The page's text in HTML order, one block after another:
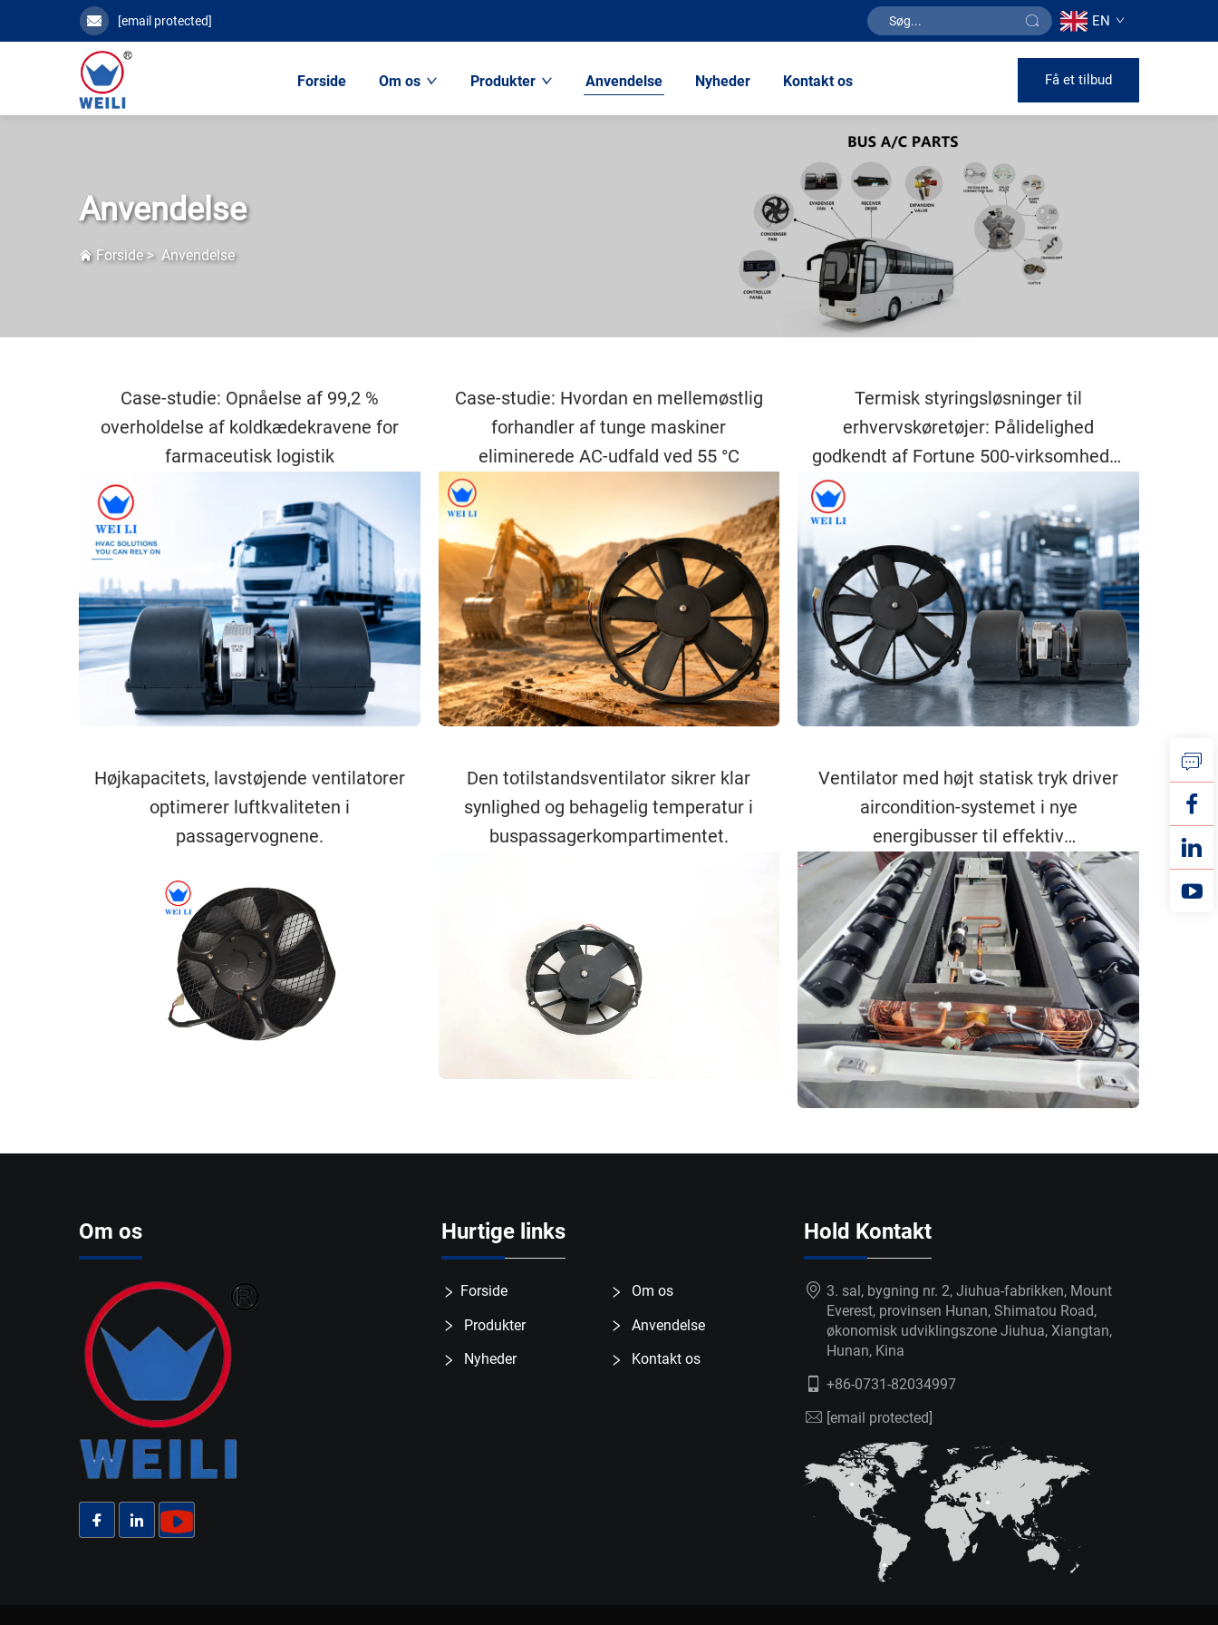
[email protected] EN
Forside Om os Produkter Anvendelse Nyheder Kontakt os Få et tilbud
Anvendelse
Forside> Anvendelse
Case-studie: Opnåelse af 99,2 %
overholdelse af koldkædekravene for
farmaceutisk logistik
Case-studie: Hvordan en mellemøstlig
forhandler af tunge maskiner
eliminerede AC-udfald ved 55 °C
Termisk styringsløsninger til
erhvervskøretøjer: Pålidelighed
godkendt af Fortune 500-virksomheder
Højkapacitets, lavstøjende ventilatorer
optimerer luftkvaliteten i
passagervognene.
Den totilstandsventilator sikrer klar
synlighed og behagelig temperatur i
buspassagerkompartimentet.
Ventilator med højt statisk tryk driver
aircondition-systemet i nye
energibusser til effektiv
varmeafledning
Om os Hurtige links
Forside
Om os
Produkter
Anvendelse
Nyheder
Kontakt os
Hold Kontakt
3. sal, bygning nr. 2, Jiuhua-fabrikken, Mount
Everest, provinsen Hunan, Shimatou Road,
økonomisk udviklingszone Jiuhua, Xiangtan,
Hunan, Kina
+86-0731-82034997
[email protected]